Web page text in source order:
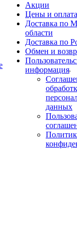
Акции
Цены и оплата
Доставка по
области
Доставка по
Обмен и
информация
данных